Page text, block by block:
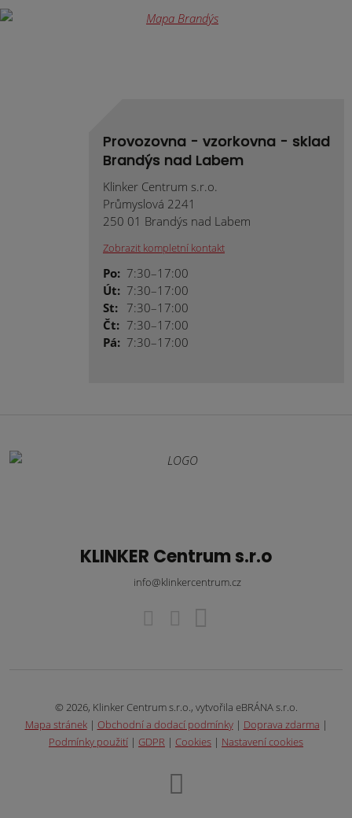
Provozovna - vzorkovna - sklad
Brandýs nad Labem
Klinker Centrum s.r.o.
Průmyslová 2241
250 01 Brandýs nad Labem
Zobrazit kompletní kontakt
Po: 7:30–17:00
Út: 7:30–17:00
St: 7:30–17:00
Čt: 7:30–17:00
Pá: 7:30–17:00
KLINKER Centrum s.r.o
info@klinkercentrum.cz
© 2026, Klinker Centrum s.r.o., vytvořila eBRÁNA s.r.o.
Mapa stránek| Obchodní a dodací podmínky| Doprava zdarma |
Podmínky použití | GDPR | Cookies | Nastavení cookies